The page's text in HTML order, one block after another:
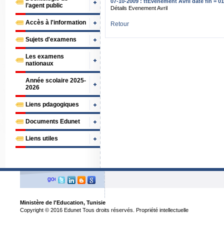
l’agent public
Accès à l'information
Sujets d'examens
Les examens
nationaux
Année scolaire 2025-
2026
Liens pdagogiques
Documents Edunet
Liens utiles
Détails Evenement Avril
Retour
Ministère de l'Education, Tunisie
Copyright © 2016 Edunet Tous droits réservés. Propriété intellectuelle